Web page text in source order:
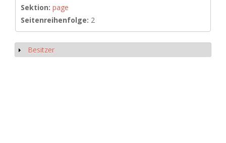
Sektion: page
Seitenreihenfolge: 2
Anzeigen
Besitzer